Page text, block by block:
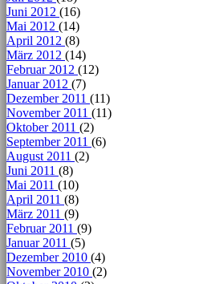
Juni 2012 (16)
Mai 2012 (14)
April 2012 (8)
März 2012 (14)
Februar 2012 (12)
Januar 2012 (7)
Dezember 2011 (11)
November 2011 (11)
Oktober 2011 (2)
September 2011 (6)
August 2011 (2)
Juni 2011 (8)
Mai 2011 (10)
April 2011 (8)
März 2011 (9)
Februar 2011 (9)
Januar 2011 (5)
Dezember 2010 (4)
November 2010 (2)